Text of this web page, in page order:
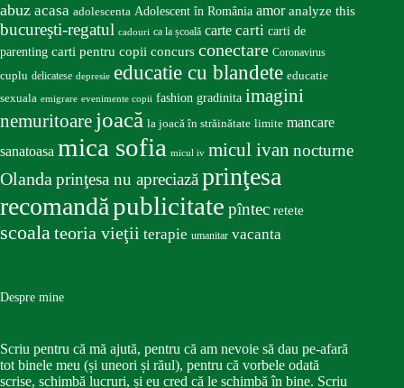
abuz acasa adolescenta Adolescent în România amor analyze this
bucureşti-regatul cadouri ca la școală carte carti carti de
parenting carti pentru copii concurs conectare Coronavirus
cuplu delicatese depresie educatie cu blandete educatie
sexuala emigrare evenimente copii fashion gradinita imagini
nemuritoare joacă la joacă în străinătate limite mancare
sanatoasa mica sofia micul iv micul ivan nocturne
Olandaprinţesa nu apreciazăprinţesa
recomandăpublicitate pîntec retete
scoalateoria vieţii terapie umanitar vacanta
Despre mine
Scriu pentru că mă ajută, pentru că am nevoie să dau pe-afară
tot binele meu (și uneori și răul), pentru că vorbele odată
scrise, schimbă lucruri, și eu cred că le schimbă în bine. Scriu